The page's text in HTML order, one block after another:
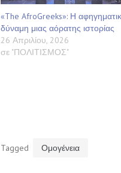
«The AfroGreeks»: Η
δύναμη μιας αόρατης ιστορίας
26 Απριλίου, 2026
σε "ΠΟΛΙΤΙΣΜΟΣ"
Tagged Ομογένεια